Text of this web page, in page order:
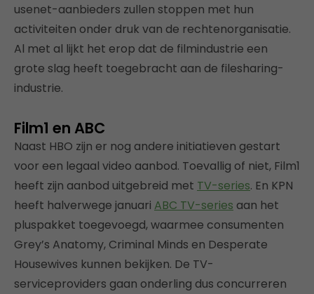
usenet-aanbieders zullen stoppen met hun
activiteiten onder druk van de rechtenorganisatie.
Al met al lijkt het erop dat de filmindustrie een
grote slag heeft toegebracht aan de filesharing-
industrie.
Film1 en ABC
Naast HBO zijn er nog andere initiatieven gestart
voor een legaal video aanbod. Toevallig of niet, Film1
heeft zijn aanbod uitgebreid met TV-series. En KPN
heeft halverwege januari ABC TV-series aan het
pluspakket toegevoegd, waarmee consumenten
Grey’s Anatomy, Criminal Minds en Desperate
Housewives kunnen bekijken. De TV-
serviceproviders gaan onderling dus concurreren